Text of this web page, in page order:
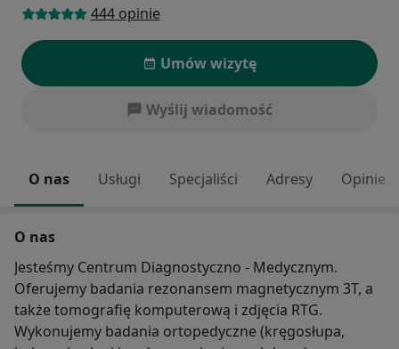
444 opinie
Umów wizytę
Wyślij wiadomość
O nas Usługi Specjaliści Adresy Opinie
O nas
Jesteśmy Centrum Diagnostyczno - Medycznym.
Oferujemy badania rezonansem magnetycznym 3T, a
także tomografię komputerową i zdjęcia RTG.
Wykonujemy badania ortopedyczne (kręgosłupa,